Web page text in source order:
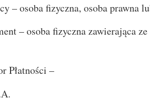
osoba fizyczna, osoba prawna
– osoba fizyczna zawierająca ze
–